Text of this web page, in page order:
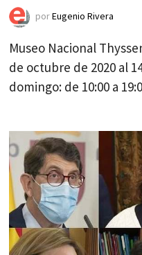
porEugenio Rivera
Museo Nacional
de octubre de 2020 al
domingo: de 10:00 a